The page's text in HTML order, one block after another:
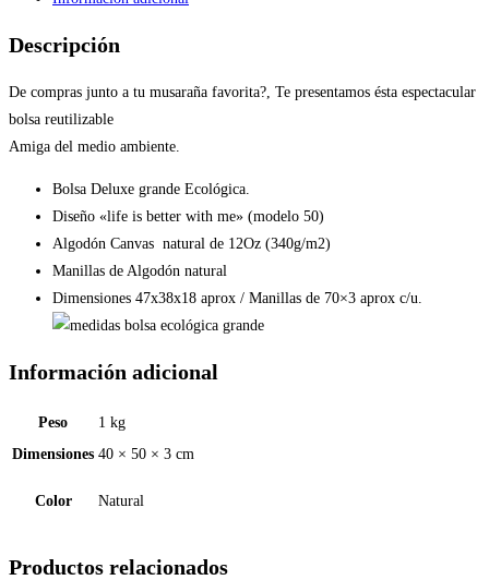
Descripción
De compras junto a tu musaraña favorita?, Te presentamos ésta espectacular
bolsa reutilizable
Amiga del medio ambiente.
Bolsa Deluxe grande Ecológica.
Diseño «life is better with me» (modelo 50)
Algodón Canvas natural de 12Oz (340g/m2)
Manillas de Algodón natural
Dimensiones 47x38x18 aprox / Manillas de 70×3 aprox c/u.
Información adicional
Peso
1 kg
Dimensiones 40 × 50 × 3 cm
Color Natural
Productos relacionados